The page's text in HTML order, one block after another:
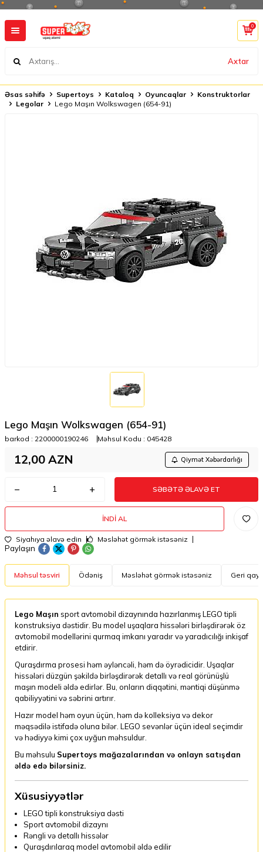
Axtar
0
Əsas səhifə Supertoys Kataloq Oyuncaqlar
Konstruktorlar
Legolar
Lego Maşın Wolkswagen (654-91)
Lego Maşın Wolkswagen (654-91)
barkod : 2200000190246 Məhsul Kodu : 045428
12,00 AZN Qiymət Xəbərdarlığı
SƏBƏTƏ ƏLAVƏ ET
İNDI AL
Siyahıya əlavə edin Məsləhət görmək istəsəniz
Paylaşın
Məhsul təsviri Ödəniş Məsləhət görmək istəsəniz Geri
Lego Maşın sport avtomobil dizaynında hazırlanmış LEGO tipli
konstruksiya dəstidir. Bu model uşaqlara hissələri birləşdirərək öz
avtomobil modellərini qurmaq imkanı yaradır və yaradıcılığı inkişaf
etdirir.
Quraşdırma prosesi həm əyləncəli, həm də öyrədicidir. Uşaqlar
hissələri düzgün şəkildə birləşdirərək detallı və real görünüşlü
maşın modeli əldə edirlər. Bu, onların diqqətini, məntiqi düşünmə
qabiliyyətini və səbrini artırır.
Hazır model həm oyun üçün, həm də kolleksiya və dekor
məqsədilə istifadə oluna bilər. LEGO sevənlər üçün ideal seçimdir
və hədiyyə kimi çox uyğun məhsuldur.
Bu məhsulu Supertoys mağazalarından və onlayn satışdan
əldə edə bilərsiniz.
Xüsusiyyətlər
LEGO tipli konstruksiya dəsti
Sport avtomobil dizaynı
Rəngli və detallı hissələr
Quraşdırılaraq model avtomobil əldə edilir